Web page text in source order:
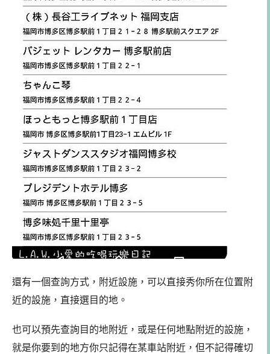
還有一個查詢方式，附近設施，可以直接秀你所在位置附
近的設施，直接選目的地。
也可以預先查詢目的地附近，或是任何地點附近的設施，
就是你要到的地方你只記得在某車站附近，但不記得確切